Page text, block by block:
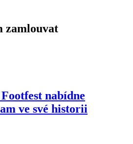
zamlouvat
nabídne
ve své historii